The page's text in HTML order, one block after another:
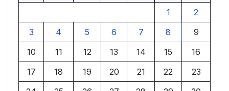
1
2
3
4 5 6 7 8
9
10
11 12 13 14 15
16
17
18 19 20 21 22
23